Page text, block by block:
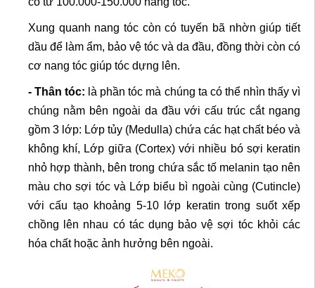
Xung quanh nang tóc còn có tuyến bã nhờn giúp tiết
dầu để làm ẩm, bảo vệ tóc và da đầu, đồng thời còn có
cơ nang tóc giúp tóc dựng lên.
- Thân tóc: là phần tóc mà chúng ta có thể nhìn thấy vì
chúng nằm bên ngoài da đầu với cấu trúc cắt ngang
gồm 3 lớp: Lớp tủy (Medulla) chứa các hạt chất béo và
không khí, Lớp giữa (Cortex) với nhiều bó sợi keratin
nhỏ hợp thành, bên trong chứa sắc tố melanin tạo nên
màu cho sợi tóc và Lớp biểu bì ngoài cùng (Cutincle)
với cấu tạo khoảng 5-10 lớp keratin trong suốt xếp
chồng lên nhau có tác dụng bảo vệ sợi tóc khỏi các
hóa chất hoặc ảnh hưởng bên ngoài.